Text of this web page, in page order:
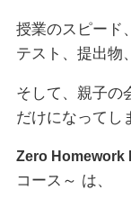
授業のスピード
テスト、提出物
そして、親子の
だけになってし
Zero Homework
コース～ は、